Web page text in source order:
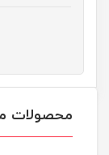
محصولات